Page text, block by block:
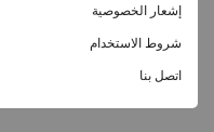
إشعار الخصوصية
شروط الاستخدام
اتصل بنا